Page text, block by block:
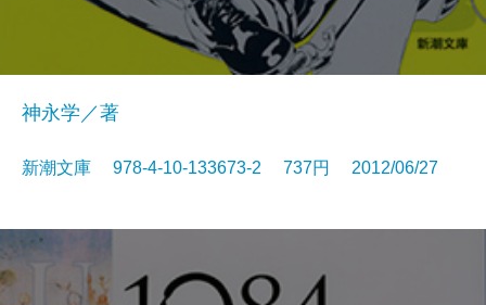
神永学／著
新潮文庫 978-4-10-133673-2 737円 2012/06/27